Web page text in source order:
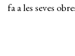
fa a les seves